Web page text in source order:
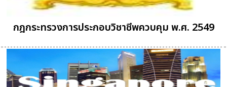
กฎกระทรวงการประกอบวิชาชีพควบคุม พ.ศ. 2549